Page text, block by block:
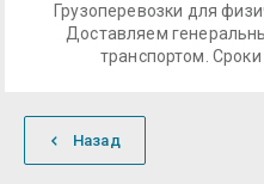
Грузоперевозки для
Доставляем
транспортом.
Назад